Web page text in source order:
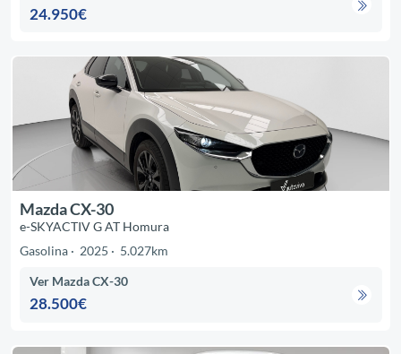
24.950€
Mazda CX-30
e-SKYACTIV G AT Homura
Gasolina
2025 5.027km
Ver Mazda CX-30
28.500€